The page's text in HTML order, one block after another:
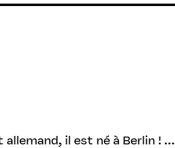
il est né à Berlin ! ...